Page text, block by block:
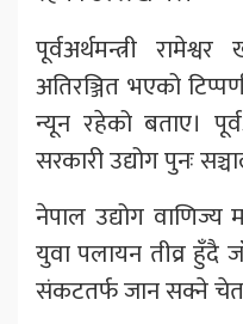
पूर्वअर्थमन्त्री
अतिरञ्जित भएको
न्यून रहेको बताए।
सरकारी उद्योग पुनः
नेपाल उद्योग वाणिज्य
युवा पलायन तीव्र हुँदै
संकटतर्फ जान सक्ने